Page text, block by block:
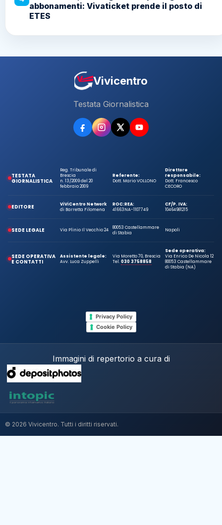
abbonamenti: Vivaticket prende il posto di
ETES
Vivicentro
Testata Giornalistica
TESTATA
GIORNALISTICA
Reg. Tribunale di
Brescia
n. 13/2009 del 20
febbraio 2009
Referente:
Dott. Mario VOLLONO
Direttore
responsabile:
Dott. Francesco
CECORO
EDITORE
ViViCentro Network
di Barretta Filomena
ROC:
41663
REA:
NA-1107749
CF/P. IVA:
10464981215
SEDE LEGALE Via Plinio Il Vecchio 24
80053 Castellammare
di Stabia
Napoli
SEDE OPERATIVA
E CONTATTI
Assistente legale:
Avv. Luca Zuppelli
Via Moretto 70, Brescia
Tel.030 3758858
Sede operativa:
Via Enrico De Nicola 12
80053 Castellammare
di Stabia (NA)
Privacy Policy
Cookie Policy
Immagini di repertorio a cura di
© 2026 Vivicentro. Tutti i diritti riservati.